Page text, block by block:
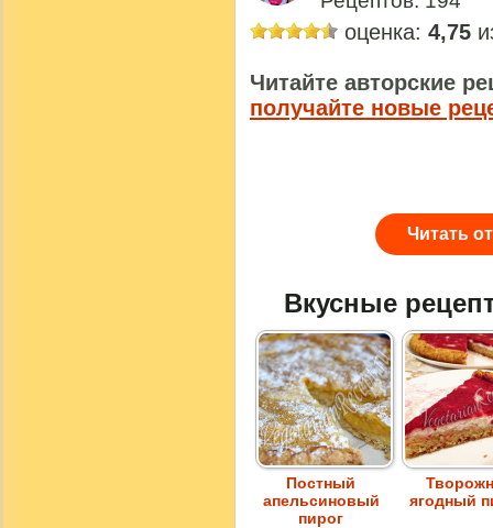
оценка: 4,75
Читайте авторские
получайте новые
Читать
Вкусные
Постный
апельсиновый
пирог
ягодный